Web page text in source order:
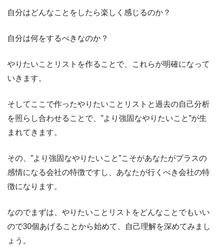
自分はどんなことをしたら楽しく感じるのか？
自分は何をするべきなのか？
やりたいことリストを作ることで、これらが明確になって
いきます。
そしてここで作ったやりたいことリストと過去の自己分析
を照らし合わせることで、”より強固なやりたいこと”が生
まれてきます。
その、”より強固なやりたいこと”こそがあなたがプラスの
感情になる会社の特徴ですし、あなたが行くべき会社の特
徴になります。
なのでまずは、やりたいことリストをどんなことでもいい
ので30個あげることから始めて、自己理解を深めてみまし
ょう。